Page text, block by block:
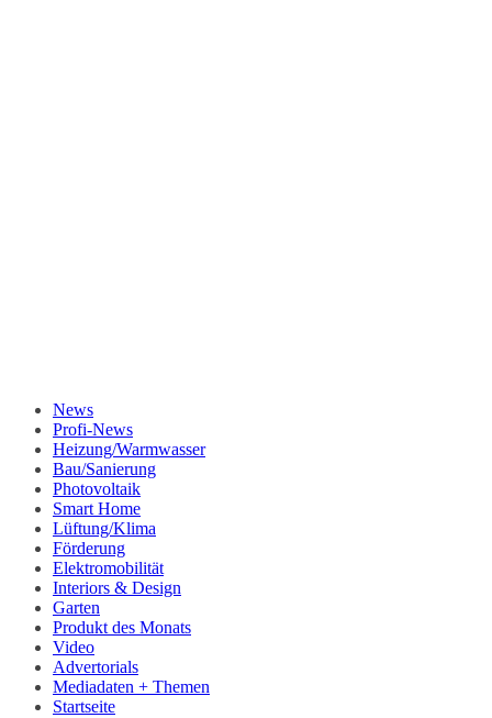
News
Profi-News
Heizung/Warmwasser
Bau/Sanierung
Photovoltaik
Smart Home
Lüftung/Klima
Förderung
Elektromobilität
Interiors & Design
Garten
Produkt des Monats
Video
Advertorials
Mediadaten + Themen
Startseite